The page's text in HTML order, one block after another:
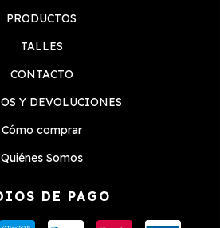
PRODUCTOS
TALLES
CONTACTO
Y DEVOLUCIONES
Cómo comprar
Quiénes Somos
DE PAGO